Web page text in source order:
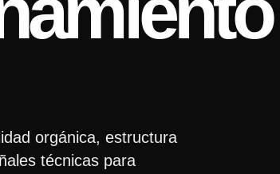
orgánica, estructura
técnicas para